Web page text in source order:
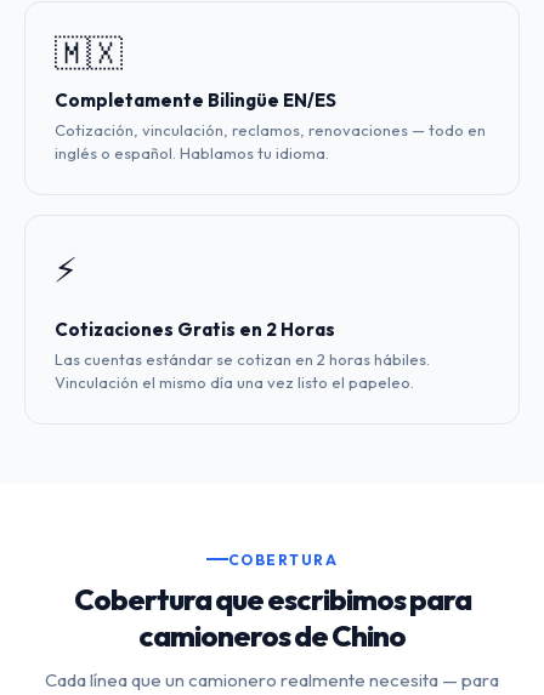
🇲🇽
Completamente Bilingüe EN/ES
Cotización, vinculación, reclamos, renovaciones — todo en
inglés o español. Hablamos tu idioma.
⚡
Cotizaciones Gratis en 2 Horas
Las cuentas estándar se cotizan en 2 horas hábiles.
Vinculación el mismo día una vez listo el papeleo.
COBERTURA
Cobertura que escribimos para
camioneros de Chino
Cada línea que un camionero realmente necesita — para